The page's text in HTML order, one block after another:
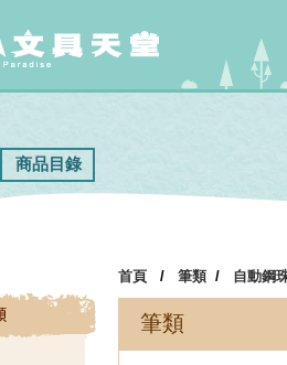
商品目錄
首頁 / 筆類/ 自動鋼
筆類